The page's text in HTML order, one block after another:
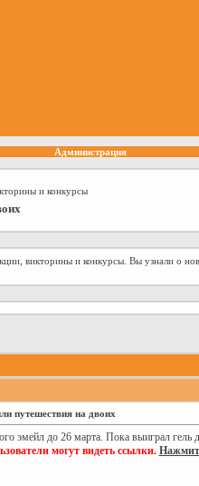
Администрация
и конкурсы
викторины и конкурсы. Вы узнали о
путешествия на двоих
эмейл до 26 марта. Пока выиграл
могут видеть ссылки.